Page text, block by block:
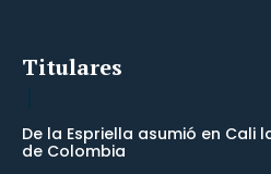
Titulares
De la Espriella asumió en Cali
de Colombia